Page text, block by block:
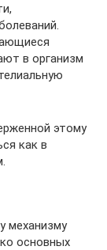
в организм
этому
как в
механизму
основных